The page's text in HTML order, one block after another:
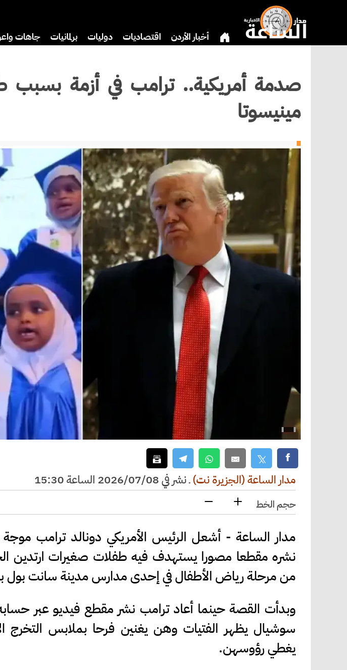
أخبار الأردن اقتصاديات دوليات برلمانيات جاهات
صدمة أمريكية.. ترامب في أزمة
مينيسوتا
مدار الساعة (الجزيرة نت)ـنشر في 2026/07/08 الساعة 15:30
حجم الخط
مدار الساعة - أشعل الرئيس الأمريكي دونالد ترامب
نشره مقطعا مصورا يستهدف فيه طفلات صغيرات ارتدين
من مرحلة رياض الأطفال في إحدى مدارس مدينة سانت بول
وبدأت القصة حينما أعاد ترامب نشر مقطع فيديو عبر
سوشيال يظهر الفتيات وهن يغنين فرحا بملابس التخرج
يغطي رؤوسهن.